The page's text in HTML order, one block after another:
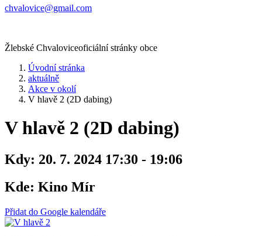
​​​​chvalovice@gmail.com
Žlebské Chvaloviceoficiální stránky obce
Úvodní stránka
aktuálně
Akce v okolí
V hlavě 2 (2D dabing)
V hlavě 2 (2D dabing)
Kdy: 20. 7. 2024 17:30 - 19:06
Kde: Kino Mír
Přidat do Google kalendáře